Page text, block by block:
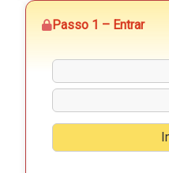
Passo 1 – Entrar